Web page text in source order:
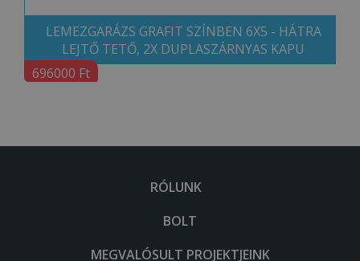
LEMEZGARÁZS GRAFIT SZÍNBEN 6X5 - HÁTRA
LEJTŐ TETŐ, 2X DUPLASZÁRNYAS KAPU
696000 Ft
RÓLUNK
BOLT
MEGVALÓSULT PROJEKTJEINK